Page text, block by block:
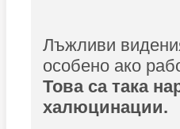
Лъжливи
особено ако
Това са така
халюцинации.